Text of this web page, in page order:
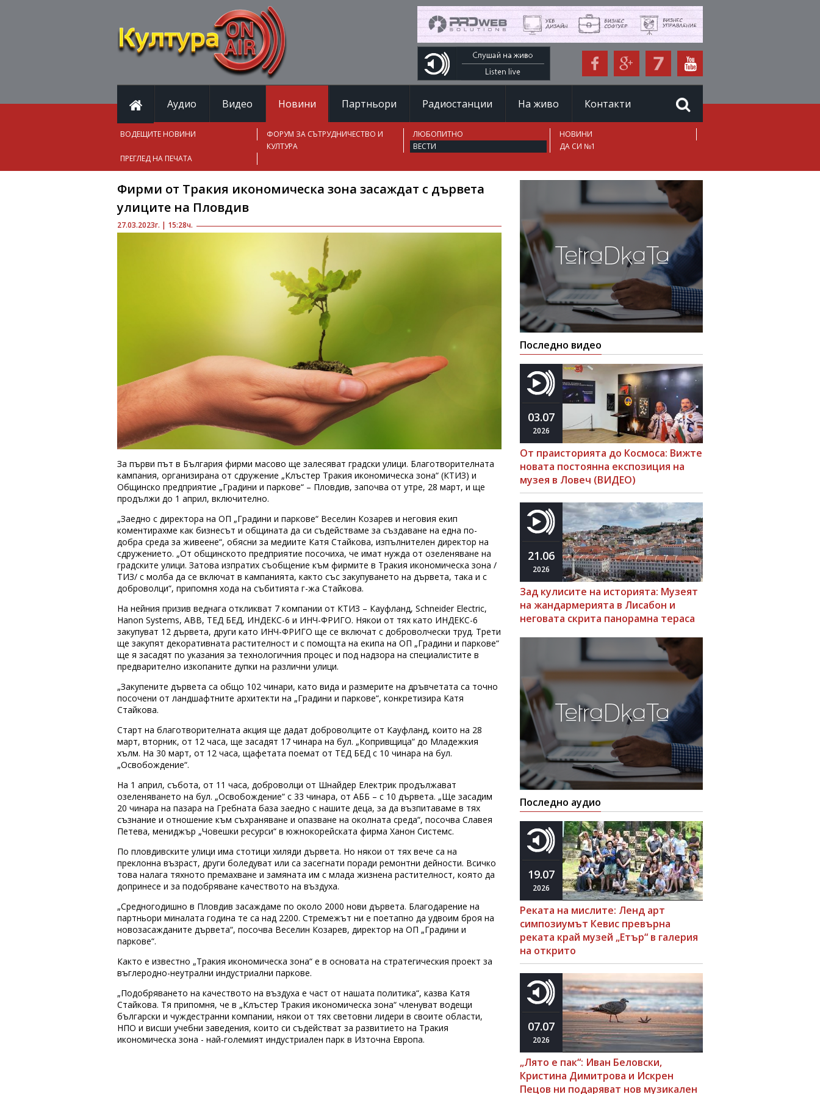
Аудио Видео Новини Партньори Радиостанции На живо Контакти
ВОДЕЩИТЕ НОВИНИ
ФОРУМ ЗА СЪТРУДНИЧЕСТВО И
КУЛТУРА
ЛЮБОПИТНО
НОВИНИ
ВЕСТИ
ДА СИ №1
ПРЕГЛЕД НА ПЕЧАТА
27.03.2023г. | 15:28ч.
Фирми от Тракия икономическа зона засаждат с дървета
улиците на Пловдив
За първи път в България фирми масово ще залесяват градски улици. Благотворителната
кампания, организирана от сдружение „Клъстер Тракия икономическа зона“ (КТИЗ) и
Общинско предприятие „Градини и паркове“ – Пловдив, започва от утре, 28 март, и ще
продължи до 1 април, включително.
„Заедно с директора на ОП „Градини и паркове“ Веселин Козарев и неговия екип
коментирахме как бизнесът и общината да си съдействаме за създаване на една по-
добра среда за живеене“, обясни за медиите Катя Стайкова, изпълнителен директор на
сдружението. „От общинското предприятие посочиха, че имат нужда от озеленяване на
градските улици. Затова изпратих съобщение към фирмите в Тракия икономическа зона /
ТИЗ/ с молба да се включат в кампанията, както със закупуването на дървета, така и с
доброволци“, припомня хода на събитията г-жа Стайкова.
На нейния призив веднага откликват 7 компании от КТИЗ – Кауфланд, Schneider Electric,
Hanon Systems, ABB, ТЕД БЕД, ИНДЕКС-6 и ИНЧ-ФРИГО. Някои от тях като ИНДЕКС-6
закупуват 12 дървета, други като ИНЧ-ФРИГО ще се включат с доброволчески труд. Трети
ще закупят декоративната растителност и с помощта на екипа на ОП „Градини и паркове“
ще я засадят по указания за технологичния процес и под надзора на специалистите в
предварително изкопаните дупки на различни улици.
„Закупените дървета са общо 102 чинари, като вида и размерите на дръвчетата са точно
посочени от ландшафтните архитекти на „Градини и паркове“, конкретизира Катя
Стайкова.
Старт на благотворителната акция ще дадат доброволците от Кауфланд, които на 28
март, вторник, от 12 часа, ще засадят 17 чинара на бул. „Копривщица“ до Младежкия
хълм. На 30 март, от 12 часа, щафетата поемат от ТЕД БЕД с 10 чинара на бул.
„Освобождение“.
На 1 април, събота, от 11 часа, доброволци от Шнайдер Електрик продължават
озеленяването на бул. „Освобождение“ с 33 чинара, от АББ – с 10 дървета. „Ще засадим
20 чинара на пазара на Гребната база заедно с нашите деца, за да възпитаваме в тях
съзнание и отношение към съхраняване и опазване на околната среда“, посочва Славея
Петева, мениджър „Човешки ресурси“ в южнокорейската фирма Ханон Системс.
По пловдивските улици има стотици хиляди дървета. Но някои от тях вече са на
преклонна възраст, други боледуват или са засегнати поради ремонтни дейности. Всичко
това налага тяхното премахване и замяната им с млада жизнена растителност, която да
допринесе и за подобряване качеството на въздуха.
„Средногодишно в Пловдив засаждаме по около 2000 нови дървета. Благодарение на
партньори миналата година те са над 2200. Стремежът ни е поетапно да удвоим броя на
новозасажданите дървета“, посочва Веселин Козарев, директор на ОП „Градини и
паркове“.
Както е известно „Тракия икономическа зона“ е в основата на стратегическия проект за
въглеродно-неутрални индустриални паркове.
„Подобряването на качеството на въздуха е част от нашата политика“, казва Катя
Стайкова. Тя припомня, че в „Клъстер Тракия икономическа зона“ членуват водещи
български и чуждестранни компании, някои от тях световни лидери в своите области,
НПО и висши учебни заведения, които си съдействат за развитието на Тракия
икономическа зона - най-големият индустриален парк в Източна Европа.
Последно видео
03.07
2026
От праисторията до Космоса: Вижте
новата постоянна експозиция на
музея в Ловеч (ВИДЕО)
21.06
2026
Зад кулисите на историята: Музеят
на жандармерията в Лисабон и
неговата скрита панорамна тераса
Последно аудио
19.07
2026
Реката на мислите: Ленд арт
симпозиумът Кевис превърна
реката край музей „Етър“ в галерия
на открито
07.07
2026
„Лято е пак“: Иван Беловски,
Кристина Димитрова и Искрен
Пецов ни подаряват нов музикален